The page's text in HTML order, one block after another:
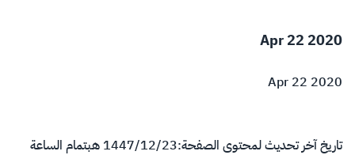
2020 22 Apr
2020 22 Apr
تاريخ آخر تحديث لمحتوى الصفحة:23‏/12‏/1447 هـ
بتمام الساعة